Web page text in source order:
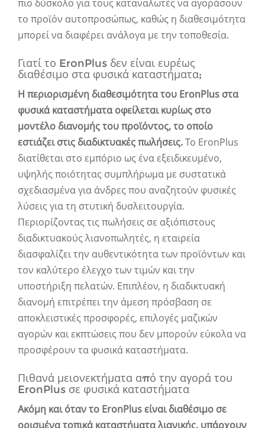
πιο δύσκολο για τους καταναλωτές να αγοράσουν
το προϊόν αυτοπροσώπως, καθώς η διαθεσιμότητα
μπορεί να διαφέρει ανάλογα με την τοποθεσία.
Γιατί το EronPlus δεν είναι ευρέως
διαθέσιμο στα φυσικά καταστήματα;
Η περιορισμένη διαθεσιμότητα του EronPlus στα
φυσικά καταστήματα οφείλεται κυρίως στο
μοντέλο διανομής του προϊόντος, το οποίο
εστιάζει στις διαδικτυακές πωλήσεις.Το EronPlus
διατίθεται στο εμπόριο ως ένα εξειδικευμένο,
υψηλής ποιότητας συμπλήρωμα με συστατικά
σχεδιασμένα για άνδρες που αναζητούν φυσικές
λύσεις για τη στυτική δυσλειτουργία.
Περιορίζοντας τις πωλήσεις σε αξιόπιστους
διαδικτυακούς λιανοπωλητές, η εταιρεία
διασφαλίζει την αυθεντικότητα των προϊόντων και
τον καλύτερο έλεγχο των τιμών και την
υποστήριξη πελατών. Επιπλέον, η διαδικτυακή
διανομή επιτρέπει την άμεση πρόσβαση σε
αποκλειστικές προσφορές, επιλογές μαζικών
αγορών και εκπτώσεις που δεν μπορούν εύκολα να
προσφέρουν τα φυσικά καταστήματα.
Πιθανά μειονεκτήματα από την αγορά του
EronPlus σε φυσικά καταστήματα
Ακόμη και όταν το EronPlus είναι διαθέσιμο σε
ορισμένα τοπικά καταστήματα λιανικής, υπάρχουν